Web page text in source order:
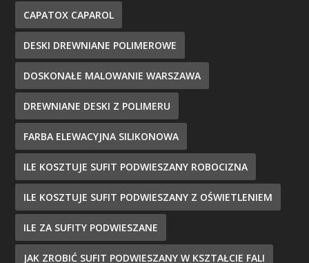
CAPATOX CAPAROL
DESKI DREWNIANE POLIMEROWE
DOSKONAŁE MALOWANIE WARSZAWA
DREWNIANE DESKI Z POLIMERU
FARBA ELEWACYJNA SILIKONOWA
ILE KOSZTUJE SUFIT PODWIESZANY ROBOCIZNA
ILE KOSZTUJE SUFIT PODWIESZANY Z OŚWIETLENIEM
ILE ZA SUFITY PODWIESZANE
JAK ZROBIĆ SUFIT PODWIESZANY W KSZTAŁCIE FALI